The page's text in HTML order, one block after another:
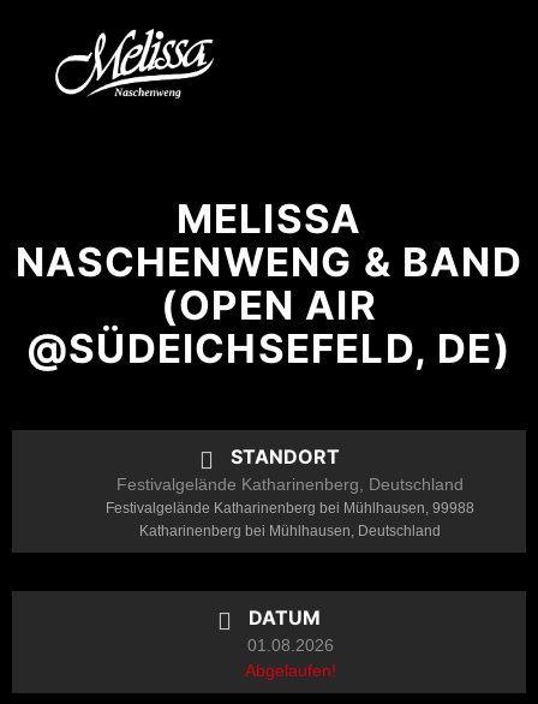
MELISSA
NASCHENWENG & BAND
(OPEN AIR
@SÜDEICHSEFELD, DE)
STANDORT
Festivalgelände Katharinenberg, Deutschland
Festivalgelände Katharinenberg bei Mühlhausen, 99988
Katharinenberg bei Mühlhausen, Deutschland
DATUM
01.08.2026
Abgelaufen!